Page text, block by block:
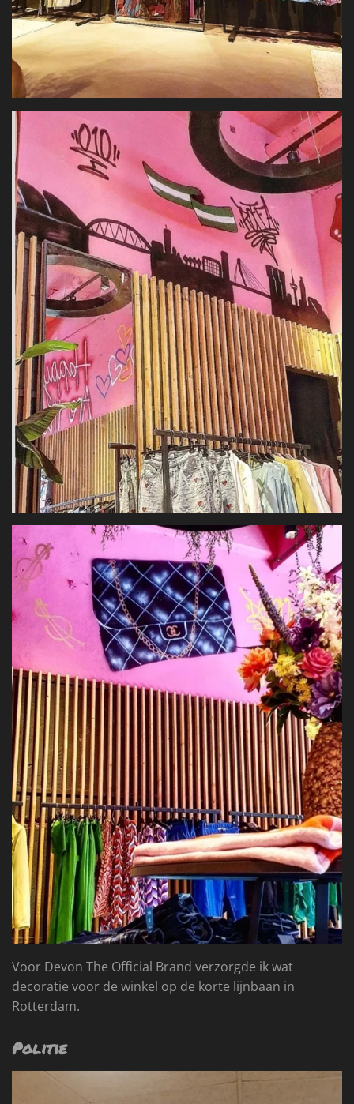
Voor Devon The Official Brand verzorgde ik wat
decoratie voor de winkel op de korte lijnbaan in
Rotterdam.
Politie